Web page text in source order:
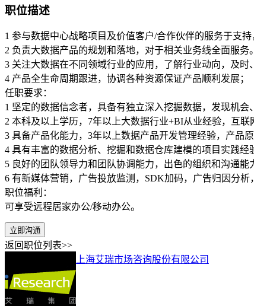
职位描述
1 参与数据中心战略项目及价值客户/合作伙伴的服务于支
2 负责大数据产品的规划和落地，对于相关业务线全面服
3 关注大数据在不同领域行业的应用，了解行业动向，及
4 产品全生命周期跟进，协调各种资源保证产品顺利发展；
任职要求：
1 坚定的数据信念者，具备有独立深入挖掘数据，发现机会
2 本科及以上学历，7年以上大数据行业+BI从业经验，互联
3 具备产品化能力，3年以上数据产品开发管理经验，产品
4 具有丰富的数据分析、挖掘和数据仓库建模的项目实践经
5 良好的团队领导力和团队协调能力，出色的组织和沟通
6 有新媒体营销，广告投放监测，SDK加码，广告归因分
职位福利：
可享受远程居家办公/移动办公。
立即沟通
返回职位列表>>
上海艾瑞市场咨询股份有限公司